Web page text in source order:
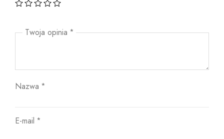
Twoja opinia *
Nazwa *
E-mail *